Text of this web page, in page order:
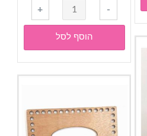
-
כמות
של
תחתית
עץ
לסריגה
-
מלבן
+
הוסף לסל